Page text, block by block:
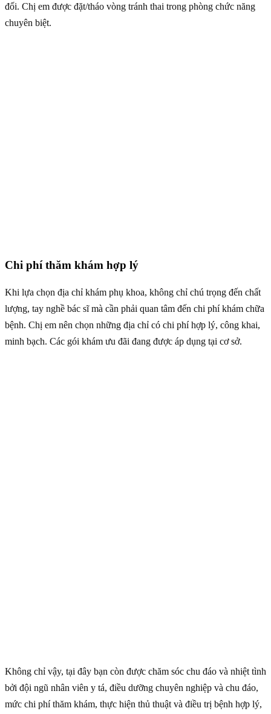
đối. Chị em được đặt/tháo vòng tránh thai trong phòng chức năng
chuyên biệt.
Chi phí thăm khám hợp lý
Khi lựa chọn địa chỉ khám phụ khoa, không chỉ chú trọng đến chất
lượng, tay nghề bác sĩ mà cần phải quan tâm đến chi phí khám chữa
bệnh. Chị em nên chọn những địa chỉ có chi phí hợp lý, công khai,
minh bạch. Các gói khám ưu đãi đang được áp dụng tại cơ sở.
Không chỉ vậy, tại đây bạn còn được chăm sóc chu đáo và nhiệt tình
bởi đội ngũ nhân viên y tá, điều dưỡng chuyên nghiệp và chu đáo,
mức chi phí thăm khám, thực hiện thủ thuật và điều trị bệnh hợp lý,